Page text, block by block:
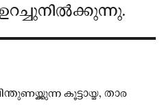
കൂട്ടായ്മ, താര